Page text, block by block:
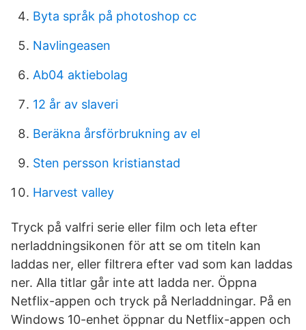
Byta språk på photoshop cc
Navlingeasen
Ab04 aktiebolag
12 år av slaveri
Beräkna årsförbrukning av el
Sten persson kristianstad
Harvest valley
Tryck på valfri serie eller film och leta efter
nerladdningsikonen för att se om titeln kan
laddas ner, eller filtrera efter vad som kan laddas
ner. Alla titlar går inte att ladda ner. Öppna
Netflix-appen och tryck på Nerladdningar. På en
Windows 10-enhet öppnar du Netflix-appen och